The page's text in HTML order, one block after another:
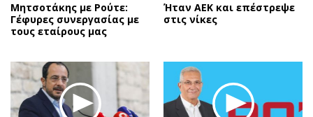
Μητσοτάκης με Ρούτε:
Γέφυρες συνεργασίας με
τους εταίρους μας
Ήταν ΑΕΚ και επέστρεψε
στις νίκες